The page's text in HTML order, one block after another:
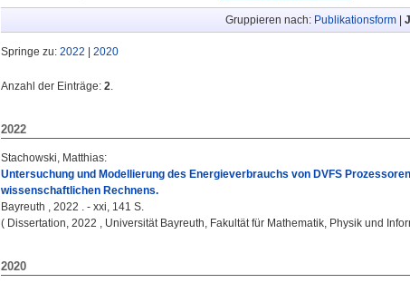
Gruppieren nach: Publikationsform|
Springe zu: 2022 2020
Anzahl der Einträge: 2.
2022
Stachowski, Matthias:
Untersuchung und Modellierung des Energieverbrauchs von DVFS
wissenschaftlichen Rechnens.
Bayreuth , 2022 . - xxi, 141 S.
( Dissertation, 2022 , Universität Bayreuth, Fakultät für Mathematik, Physik und
2020